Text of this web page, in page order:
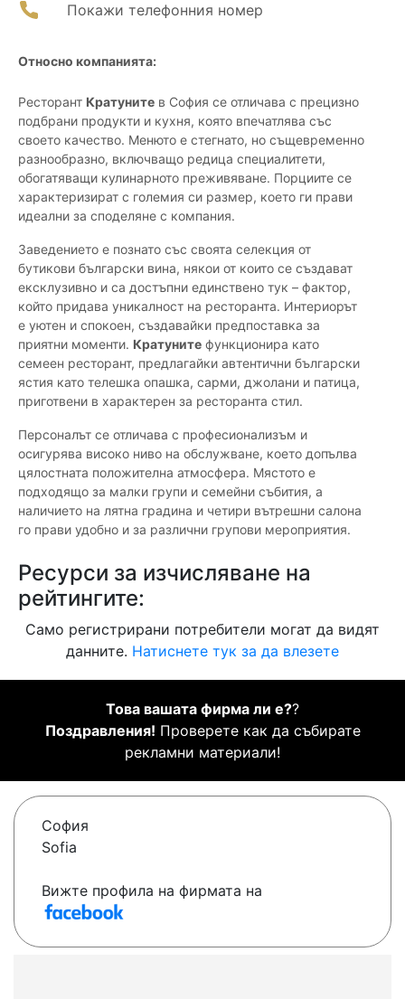
Покажи телефонния номер
Относно компанията:
Ресторант Кратуните в София се отличава с прецизно
подбрани продукти и кухня, която впечатлява със
своето качество. Менюто е стегнато, но същевременно
разнообразно, включващо редица специалитети,
обогатяващи кулинарното преживяване. Порциите се
характеризират с големия си размер, което ги прави
идеални за споделяне с компания.
Заведението е познато със своята селекция от
бутикови български вина, някои от които се създават
ексклузивно и са достъпни единствено тук – фактор,
който придава уникалност на ресторанта. Интериорът
е уютен и спокоен, създавайки предпоставка за
приятни моменти. Кратуните функционира като
семеен ресторант, предлагайки автентични български
ястия като телешка опашка, сарми, джолани и патица,
приготвени в характерен за ресторанта стил.
Персоналът се отличава с професионализъм и
осигурява високо ниво на обслужване, което допълва
цялостната положителна атмосфера. Мястото е
подходящо за малки групи и семейни събития, а
наличието на лятна градина и четири вътрешни салона
го прави удобно и за различни групови мероприятия.
Ресурси за изчисляване на
рейтингите:
Само регистрирани потребители могат да видят
данните. Натиснете тук за да влезете
Това вашата фирма ли е??
Поздравления! Проверете как да събирате
рекламни материали!
София
Sofia
Вижте профила на фирмата на